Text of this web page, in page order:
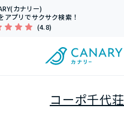
カナリー)
アプリでサクサク検索！
(4.8)
コーポ千代荘